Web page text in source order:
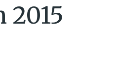
2015